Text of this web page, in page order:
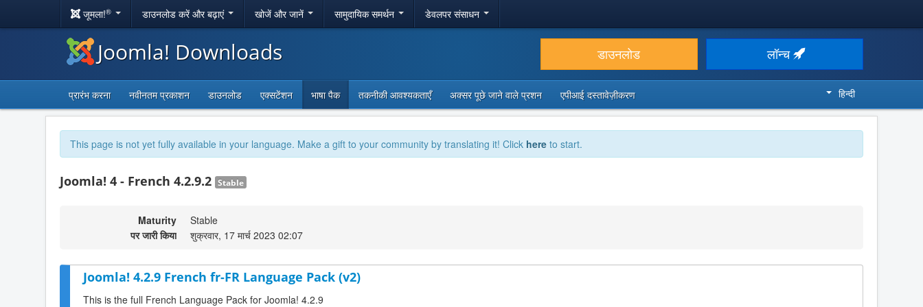
जूमला!® डाउनलोड करें और बढ़ाएं खोजें और जानें सामुदायिक समर्थन डेवलपर संसाधन
Joomla! Downloads डाउनलोड लॉन्च
प्रारंभ करना नवीनतम प्रकाशन डाउनलोड एक्सटेंशन भाषा पैक तकनीकी आवश्यकताएँ अक्सर पूछे जाने वाले प्रशन एपीआई दस्तावेज़ीकरण हिन्दी
This page is not yet fully available in your language. Make a gift to your community by translating it! Click here to start.
Joomla! 4 - French 4.2.9.2 Stable
Maturity
Stable
पर जारी किया
शुक्रवार, 17 मार्च 2023 02:07
Joomla! 4.2.9 French fr-FR Language Pack (v2)
This is the full French Language Pack for Joomla! 4.2.9